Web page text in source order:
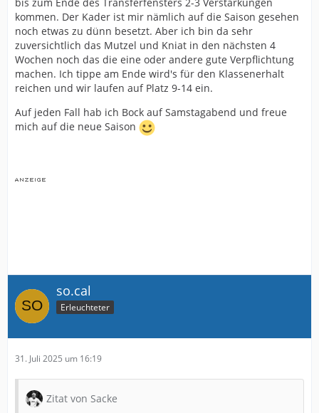
kommen. Der Kader ist mir nämlich auf die Saison gesehen
noch etwas zu dünn besetzt. Aber ich bin da sehr
zuversichtlich das Mutzel und Kniat in den nächsten 4
Wochen noch das die eine oder andere gute Verpflichtung
machen. Ich tippe am Ende wird's für den Klassenerhalt
reichen und wir laufen auf Platz 9-14 ein.
Auf jeden Fall hab ich Bock auf Samstagabend und freue
mich auf die neue Saison
so.cal
Erleuchteter
31. Juli 2025 um 16:19
Zitat von Sacke